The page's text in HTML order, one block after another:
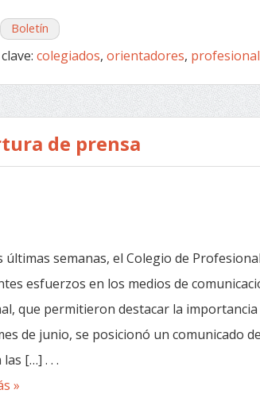
Boletín
colegiados, orientadores,
de prensa
últimas semanas, el Colegio de
esfuerzos en los medios de
que permitieron destacar la
de junio, se posicionó un comunicado
[…] . . .
»